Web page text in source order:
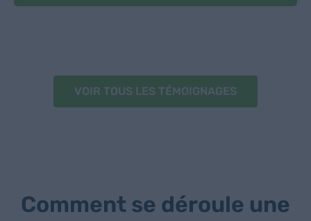
VOIR TOUS LES TÉMOIGNAGES
Comment se déroule une